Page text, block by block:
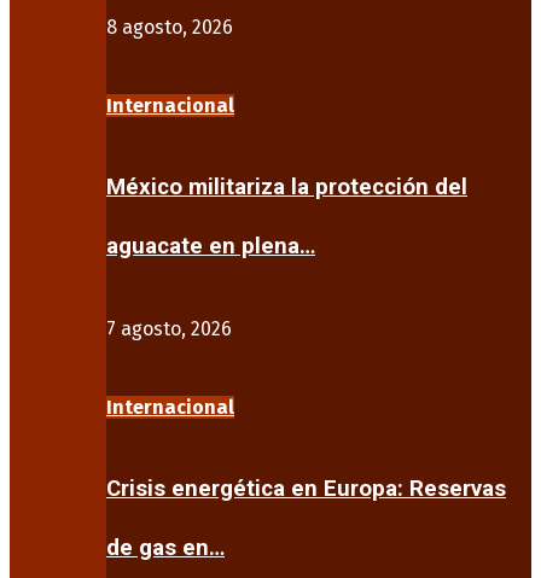
8 agosto, 2026
Internacional
México militariza la protección del
aguacate en plena…
7 agosto, 2026
Internacional
Crisis energética en Europa: Reservas
de gas en…